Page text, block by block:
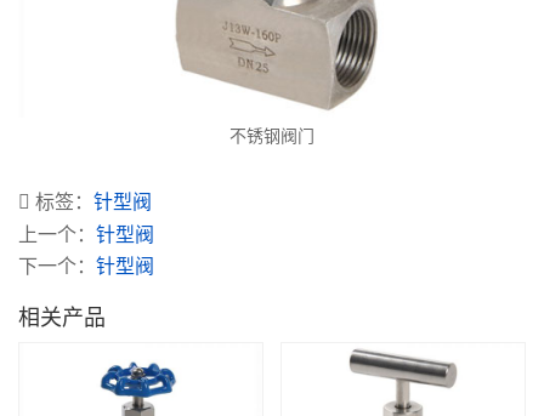
不锈钢阀门
标签： 针型阀
上一个： 针型阀
下一个： 针型阀
相关产品